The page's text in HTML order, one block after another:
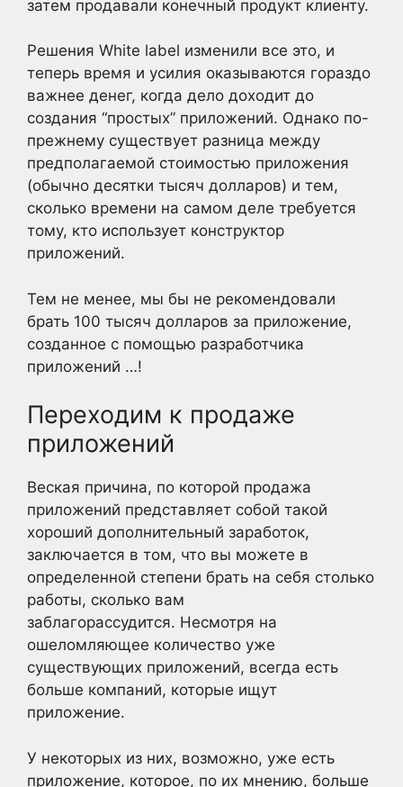
затем продавали конечный продукт клиенту.
Решения White label изменили все это, и
теперь время и усилия оказываются гораздо
важнее денег, когда дело доходит до
создания “простых” приложений. Однако по-
прежнему существует разница между
предполагаемой стоимостью приложения
(обычно десятки тысяч долларов) и тем,
сколько времени на самом деле требуется
тому, кто использует конструктор
приложений.
Тем не менее, мы бы не рекомендовали
брать 100 тысяч долларов за приложение,
созданное с помощью разработчика
приложений …!
Переходим к продаже
приложений
Веская причина, по которой продажа
приложений представляет собой такой
хороший дополнительный заработок,
заключается в том, что вы можете в
определенной степени брать на себя столько
работы, сколько вам
заблагорассудится. Несмотря на
ошеломляющее количество уже
существующих приложений, всегда есть
больше компаний, которые ищут
приложение.
У некоторых из них, возможно, уже есть
приложение, которое, по их мнению, больше